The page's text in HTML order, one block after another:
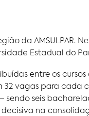
da AMSULPAR.
Estadual do
entre os
vagas para cada
sendo seis
na